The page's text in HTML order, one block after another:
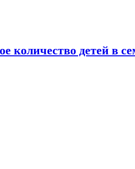
количество детей в